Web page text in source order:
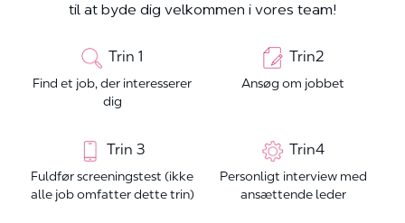
til at byde dig velkommen i vores team!
Trin 1
Find et job, der interesserer
dig
Trin2
Ansøg om jobbet
Trin 3
Fuldfør screeningstest (ikke
alle job omfatter dette trin)
Trin4
Personligt interview med
ansættende leder